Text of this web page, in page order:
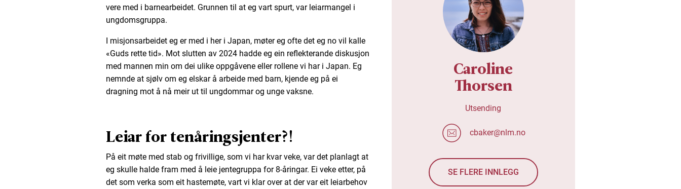
vere med i barnearbeidet. Grunnen til at eg vart spurt, var leiarmangel i
ungdomsgruppa.
I misjonsarbeidet eg er med i her i Japan, møter eg ofte det eg no vil kalle
«Guds rette tid». Mot slutten av 2024 hadde eg ein reflekterande diskusjon
med mannen min om dei ulike oppgåvene eller rollene vi har i Japan. Eg
nemnde at sjølv om eg elskar å arbeide med barn, kjende eg på ei
dragning mot å nå meir ut til ungdommar og unge vaksne.
Leiar for tenåringsjenter?!
På eit møte med stab og frivillige, som vi har kvar veke, var det planlagt at
eg skulle halde fram med å leie jentegruppa for 8-åringar. Ei veke etter, på
det som verka som eit hastemøte, vart vi klar over at der var eit leiarbehov
Caroline
Thorsen
Utsending
cbaker@nlm.no
SE FLERE INNLEGG